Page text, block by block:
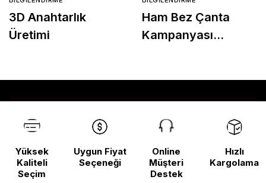
3D Anahtarlık
Üretimi
Ham Bez Çanta
Kampanyası
Yüksek
Kaliteli
Seçim
Uygun Fiyat
Seçeneği
Online
Müşteri
Destek
Hızlı
Kargolama